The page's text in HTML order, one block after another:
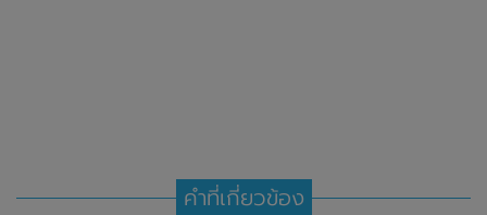
คำที่เกี่ยวข้อง